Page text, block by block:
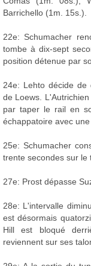
Barrichello (1m. 15s.).
22e: Schumacher
tombe à dix-sept
position détenue par
24e: Lehto décide de
de Loews.
par taper le rail en
échappatoire avec
25e: Schumacher
trente secondes sur le
27e: Prost dépasse
28e: L'intervalle
est désormais
Hill est bloqué
reviennent sur ses